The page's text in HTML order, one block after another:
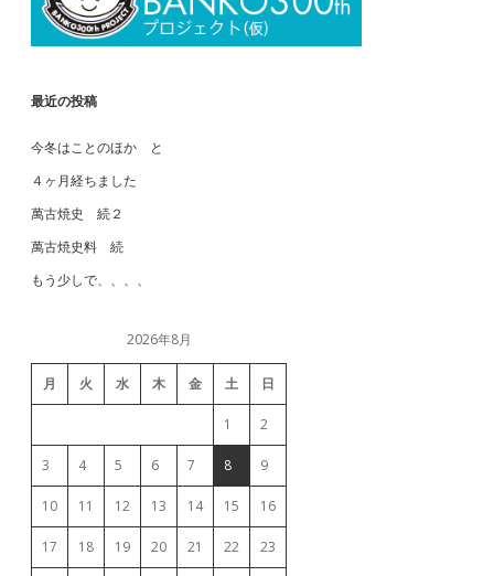
最近の投稿
今冬はことのほか と
４ヶ月経ちました
萬古焼史 続２
萬古焼史料 続
もう少しで、、、、
2026年8月
月 火 水 木 金 土 日
1 2
3 4 5 6 7 8 9
10 11 12 13 14 15 16
17 18 19 20 21 22 23